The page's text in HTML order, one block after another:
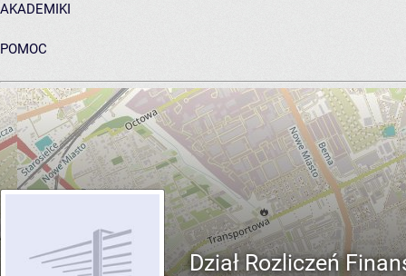
AKADEMIKI
POMOC
ARCHIWUM PRAC DYPLOMOWYCH
Dział Rozliczeń